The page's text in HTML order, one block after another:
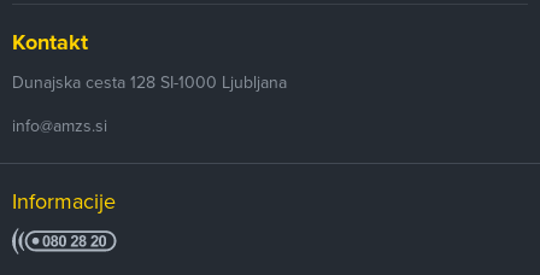
Kontakt
Dunajska cesta 128 SI-1000 Ljubljana
info@amzs.si
Informacije